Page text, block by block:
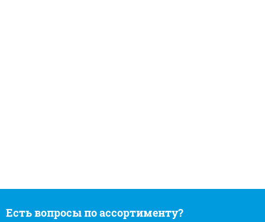
Есть вопросы по ассортименту?